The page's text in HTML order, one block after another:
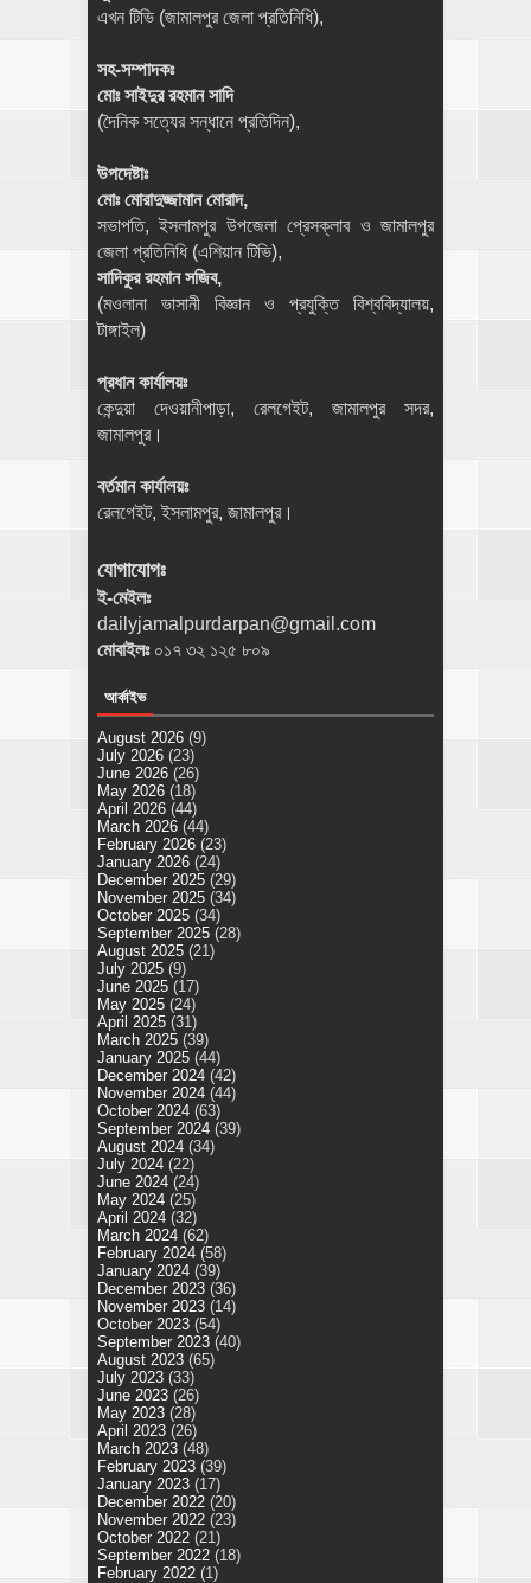
এখন টিভি (জামালপুর জেলা প্রতিনিধি),
সহ-সম্পাদকঃ
মোঃ সাইদুর রহমান সাদি
(দৈনিক সত্যের সন্ধানে প্রতিদিন),
উপদেষ্টাঃ
মোঃ মোরাদুজ্জামান মোরাদ,
সভাপতি, ইসলামপুর উপজেলা প্রেসক্লাব ও জামালপুর
জেলা প্রতিনিধি (এশিয়ান টিভি),
সাদিকুর রহমান সজিব,
(মওলানা ভাসানী বিজ্ঞান ও প্রযুক্তি বিশ্ববিদ্যালয়,
টাঙ্গাইল)
প্রধান কার্যালয়ঃ
কেন্দুয়া দেওয়ানীপাড়া, রেলগেইট, জামালপুর সদর,
জামালপুর।
বর্তমান কার্যালয়ঃ
রেলগেইট, ইসলামপুর, জামালপুর।
যোগাযোগঃ
ই-মেইলঃ
dailyjamalpurdarpan@gmail.com
মোবাইলঃ ০১৭ ৩২ ১২৫ ৮০৯
আর্কাইভ
August 2026 (9)
July 2026 (23)
June 2026 (26)
May 2026 (18)
April 2026 (44)
March 2026 (44)
February 2026 (23)
January 2026 (24)
December 2025 (29)
November 2025 (34)
October 2025 (34)
September 2025 (28)
August 2025 (21)
July 2025 (9)
June 2025 (17)
May 2025 (24)
April 2025 (31)
March 2025 (39)
January 2025 (44)
December 2024 (42)
November 2024 (44)
October 2024 (63)
September 2024 (39)
August 2024 (34)
July 2024 (22)
June 2024 (24)
May 2024 (25)
April 2024 (32)
March 2024 (62)
February 2024 (58)
January 2024 (39)
December 2023 (36)
November 2023 (14)
October 2023 (54)
September 2023 (40)
August 2023 (65)
July 2023 (33)
June 2023 (26)
May 2023 (28)
April 2023 (26)
March 2023 (48)
February 2023 (39)
January 2023 (17)
December 2022 (20)
November 2022 (23)
October 2022 (21)
September 2022 (18)
February 2022 (1)